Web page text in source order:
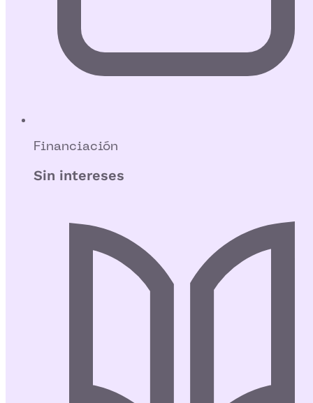
Financiación
Sin intereses